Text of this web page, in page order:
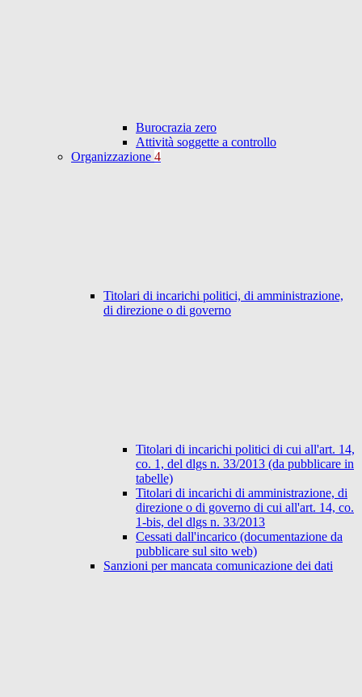
Burocrazia zero
Attività soggette a controllo
Organizzazione 4
Titolari di incarichi politici, di amministrazione,
di direzione o di governo
Titolari di incarichi politici di cui all'art. 14,
co. 1, del dlgs n. 33/2013 (da pubblicare in
tabelle)
Titolari di incarichi di amministrazione, di
direzione o di governo di cui all'art. 14, co.
1-bis, del dlgs n. 33/2013
Cessati dall'incarico (documentazione da
pubblicare sul sito web)
Sanzioni per mancata comunicazione dei dati